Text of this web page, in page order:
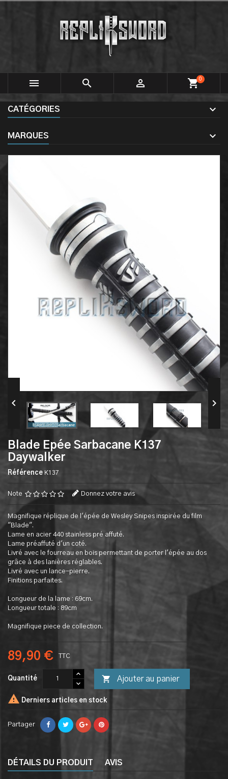
   shopping_cart0
CATÉGORIES
MARQUES
 
Blade Epée Sarbacane K137
Daywalker
Référence K137
Note Donnez votre avis
Magnifique réplique de l'épée de Wesley Snipes inspirée du film
"Blade".
Lame en acier 440 stainless pré affuté.
Lame préaffuté d'un coté.
Livré avec le fourreau en bois permettant de porter l'épée au dos
grâce à des lanières réglables.
Livré avec un lance-pierre.
Finitions parfaites.
Longueur de la lame : 69cm.
Longueur totale : 89cm
Magnifique piece de collection.
89,90 € TTC
Quantité  Ajouter au panier
 Derniers articles en stock
Partager
DÉTAILS DU PRODUIT AVIS